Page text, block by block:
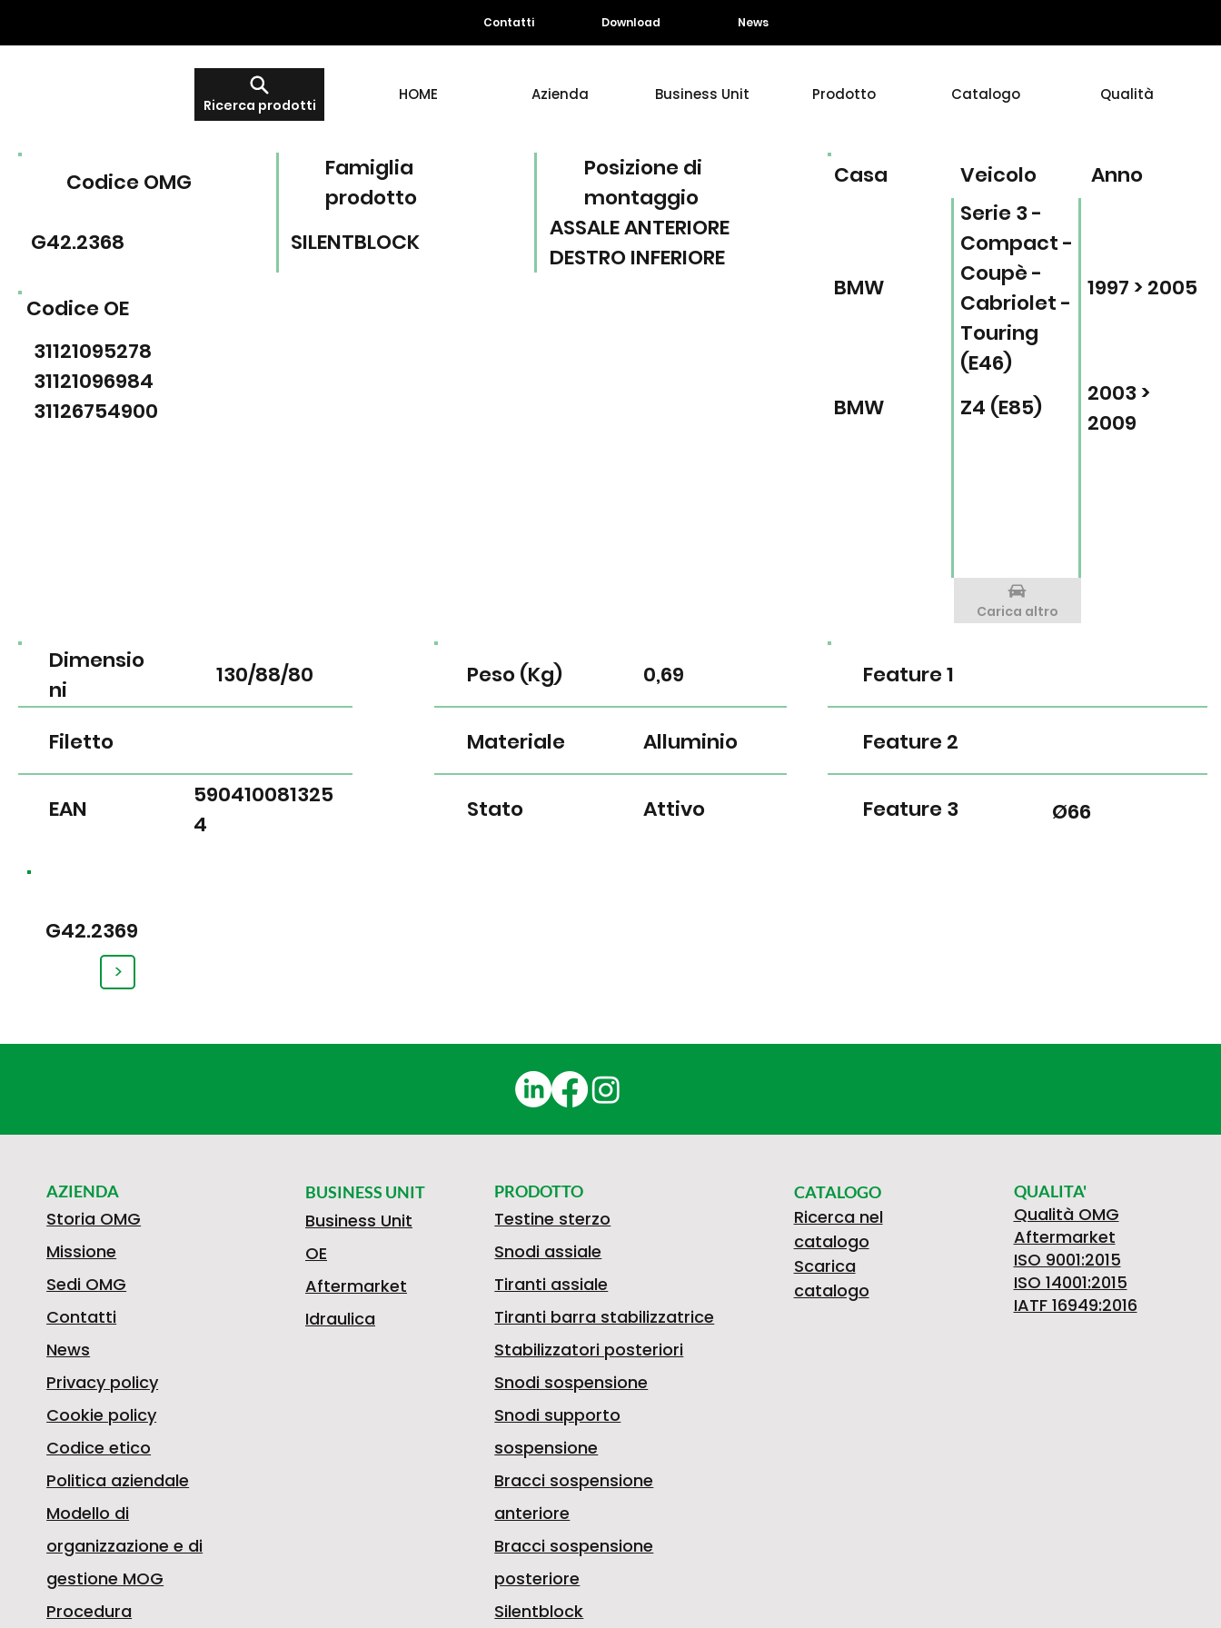
HOME Azienda Business Unit Prodotto Catalogo Qualità
Ricerca prodotti
G42.2369
>
Contatti Download News
EAN
Filetto
Dimensio
ni
590410081325
4
130/88/80 Peso (Kg)
Materiale
Stato
0,69
Alluminio
Attivo
Feature 1
Feature 2
Feature 3 Ø66
Posizione di
montaggio
Famiglia
prodotto
Codice OMG
ASSALE ANTERIORE
DESTRO INFERIORE
SILENTBLOCK
G42.2368
Codice OE
31121095278
31121096984
31126754900
Veicolo Anno
Casa
BMW
Serie 3 -
Compact -
Coupè -
Cabriolet -
Touring
(E46)
1997 > 2005
BMW Z4 (E85)
2003 >
2009
Carica altro
BUSINESS UNIT
Business Unit
OE
Aftermarket
Idraulica
PRODOTTO
Testine sterzo
Snodi assiale
Tiranti assiale
Tiranti barra stabilizzatrice
Stabilizzatori posteriori
Snodi sospensione
Snodi supporto
sospensione
Bracci sospensione
anteriore
Bracci sospensione
posteriore
Silentblock
CATALOGO
Ricerca nel
catalogo
Scarica
catalogo
QUALITA'
Qualità OMG
Aftermarket
ISO 9001:2015
ISO 14001:2015
IATF 16949:2016
AZIENDA
Storia OMG
Missione
Sedi OMG
Contatti
News
Privacy policy
Cookie policy
Codice etico
Politica aziendale
Modello di
organizzazione e di
gestione MOG
Procedura